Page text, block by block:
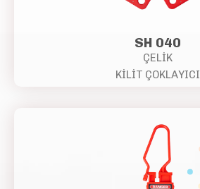
SH 040
ÇELİK
KİLİT ÇOKLAYICI